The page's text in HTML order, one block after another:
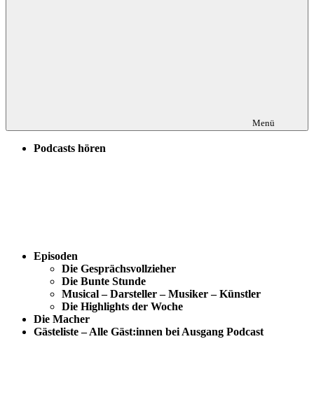
Menü
Podcasts hören
Episoden
Die Gesprächsvollzieher
Die Bunte Stunde
Musical – Darsteller – Musiker – Künstler
Die Highlights der Woche
Die Macher
Gästeliste – Alle Gäst:innen bei Ausgang Podcast